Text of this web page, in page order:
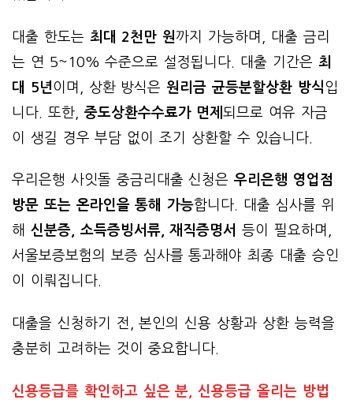
대출 한도는 최대 2천만 원까지 가능하며, 대출 금리
는 연 5~10% 수준으로 설정됩니다. 대출 기간은 최
대 5년이며, 상환 방식은 원리금 균등분할상환 방식입
니다. 또한,
중도상환수수료가 면제되므로 여유 자금
이 생길 경우 부담 없이 조기 상환할 수 있습니다.
우리은행 사잇돌 중금리대출 신청은 우리은행 영업점
방문 또는 온라인을 통해 가능합니다. 대출 심사를 위
해 신분증, 소득증빙서류, 재직증명서
등이 필요하며,
서울보증보험의 보증 심사를 통과해야 최종 대출 승인
이 이뤄집니다.
대출을 신청하기 전, 본인의 신용 상황과 상환 능력을
충분히 고려하는 것이 중요합니다.
신용등급를 확인하고 싶은 분, 신용등급 올리는 방법